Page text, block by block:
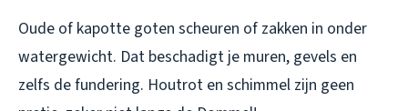
Oude of kapotte goten scheuren of zakken in onder
watergewicht. Dat beschadigt je muren, gevels en
zelfs de fundering. Houtrot en schimmel zijn geen